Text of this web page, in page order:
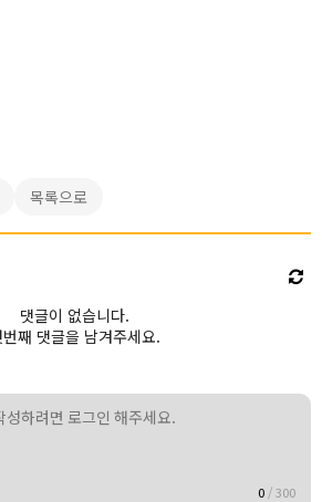
목록으로
댓글이 없습니다.
번째 댓글을 남겨주세요.
0 /300